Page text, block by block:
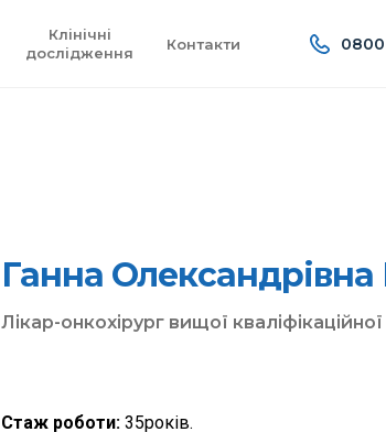
Клінічні
дослідження
Контакти 0800
Ганна Олександрівна
Лікар-онкохірург вищої
Стаж роботи: 35років.